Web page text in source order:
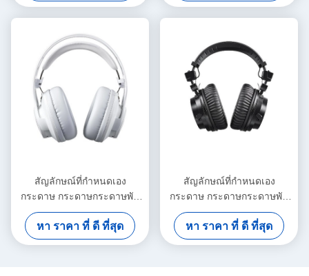
สัญลักษณ์ที่กําหนดเอง
กระดาษ กระดาษกระดาษพับ
ขาว / ดํา / ทองแดง กล่องของ
ขวัญแม่เหล็กหรู
หา ราคา ที่ ดี ที่สุด
สัญลักษณ์ที่กําหนดเอง
กระดาษ กระดาษกระดาษพับ
ขาว / ดํา / ทองแดง กล่องของ
ขวัญแม่เหล็กหรู
หา ราคา ที่ ดี ที่สุด